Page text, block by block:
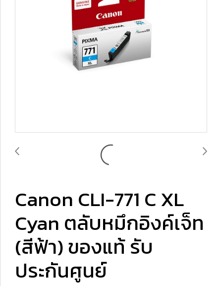
Canon CLI-771 C XL
Cyan ตลับหมึกอิงค์เจ็ท
(สีฟ้า) ของแท้ รับ
ประกันศูนย์